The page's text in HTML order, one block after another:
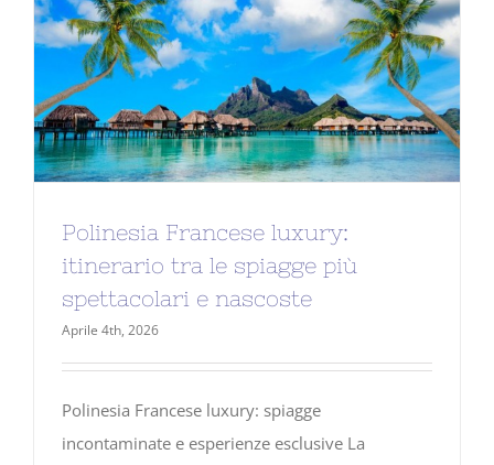
Polinesia Francese luxury:
itinerario tra le spiagge più
spettacolari e nascoste
Aprile 4th, 2026
Polinesia Francese luxury: spiagge
incontaminate e esperienze esclusive La